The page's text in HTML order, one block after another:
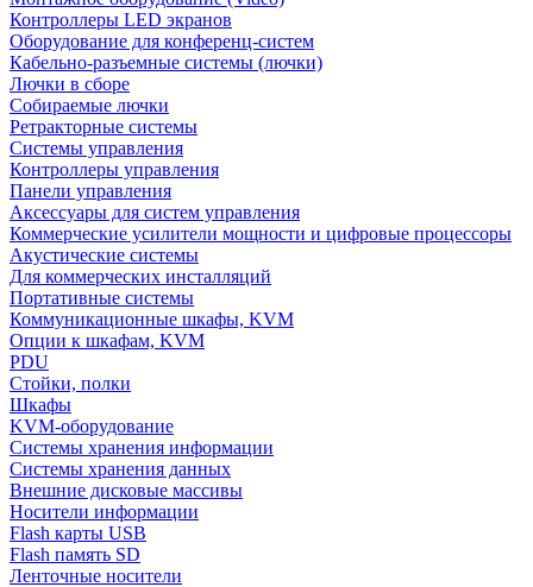
Контроллеры LED экранов
Оборудование для конференц-систем
Кабельно-разъемные системы (лючки)
Лючки в сборе
Собираемые лючки
Ретракторные системы
Системы управления
Контроллеры управления
Панели управления
Аксессуары для систем управления
Коммерческие усилители мощности и цифровые процессоры
Акустические системы
Для коммерческих инсталляций
Портативные системы
Коммуникационные шкафы, KVM
Опции к шкафам, KVM
PDU
Стойки, полки
Шкафы
KVM-оборудование
Системы хранения информации
Системы хранения данных
Внешние дисковые массивы
Носители информации
Flash карты USB
Flash память SD
Ленточные носители